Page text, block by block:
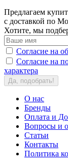
Предлагаем
с доставкой по
Хотите, мы
Согласие на
Согласие на
характера
Да, подобрать!
О нас
Бренды
Оплата и
Вопросы и
Статьи
Контакты
Политика